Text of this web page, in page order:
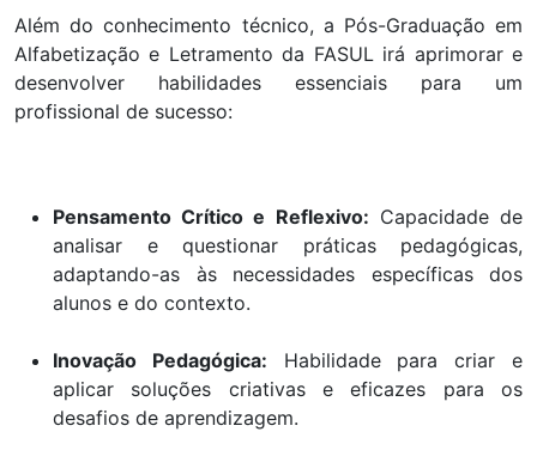
Além do conhecimento técnico, a Pós-Graduação em
Alfabetização e Letramento da FASUL irá aprimorar e
desenvolver habilidades essenciais para um
profissional de sucesso:
Pensamento Crítico e Reflexivo: Capacidade de
analisar e questionar práticas pedagógicas,
adaptando-as às necessidades específicas dos
alunos e do contexto.
Inovação Pedagógica: Habilidade para criar e
aplicar soluções criativas e eficazes para os
desafios de aprendizagem.